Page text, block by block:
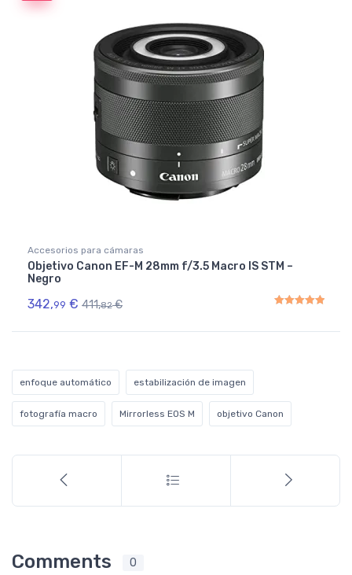
Accesorios para cámaras
Objetivo Canon EF-M 28mm f/3.5 Macro IS STM –
Negro
342,99 € 411,82 €
enfoque automático estabilización de imagen
fotografía macro Mirrorless EOS M objetivo Canon
Comments 0